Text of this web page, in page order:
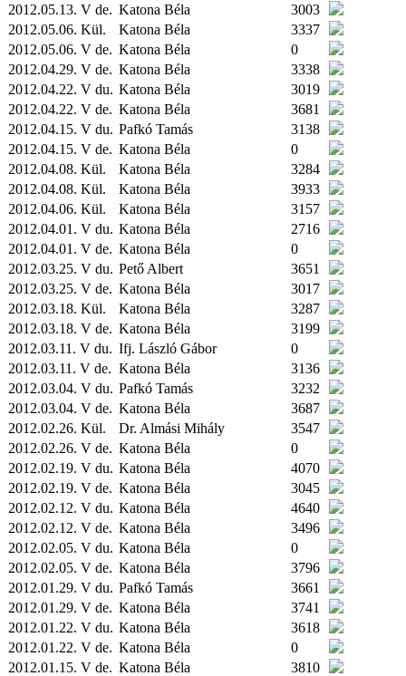
2012.05.13. V de. Katona Béla
3003
2012.05.06. Kül. Katona Béla
3337
2012.05.06. V de. Katona Béla
0
2012.04.29. V de. Katona Béla
3338
2012.04.22. V du. Katona Béla
3019
2012.04.22. V de. Katona Béla
3681
2012.04.15. V du. Pafkó Tamás
3138
2012.04.15. V de. Katona Béla
0
2012.04.08. Kül. Katona Béla
3284
2012.04.08. Kül. Katona Béla
3933
2012.04.06. Kül. Katona Béla
3157
2012.04.01. V du. Katona Béla
2716
2012.04.01. V de. Katona Béla
0
2012.03.25. V du. Pető Albert
3651
2012.03.25. V de. Katona Béla
3017
2012.03.18. Kül. Katona Béla
3287
2012.03.18. V de. Katona Béla
3199
2012.03.11. V du. Ifj. László Gábor
0
2012.03.11. V de. Katona Béla
3136
2012.03.04. V du. Pafkó Tamás
3232
2012.03.04. V de. Katona Béla
3687
2012.02.26. Kül. Dr. Almási Mihály
3547
2012.02.26. V de. Katona Béla
0
2012.02.19. V du. Katona Béla
4070
2012.02.19. V de. Katona Béla
3045
2012.02.12. V du. Katona Béla
4640
2012.02.12. V de. Katona Béla
3496
2012.02.05. V du. Katona Béla
0
2012.02.05. V de. Katona Béla
3796
2012.01.29. V du. Pafkó Tamás
3661
2012.01.29. V de. Katona Béla
3741
2012.01.22. V du. Katona Béla
3618
2012.01.22. V de. Katona Béla
0
2012.01.15. V de. Katona Béla 3810